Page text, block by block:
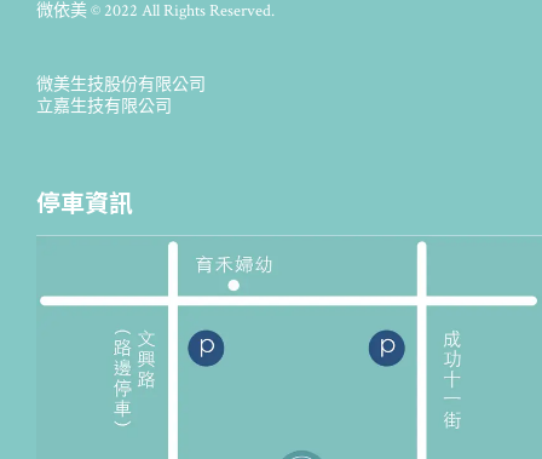
微依美 © 2022 All Rights Reserved.
微美生技股份有限公司
立嘉生技有限公司
停車資訊